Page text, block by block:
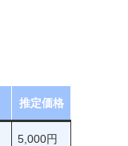
推定価格
5,000円